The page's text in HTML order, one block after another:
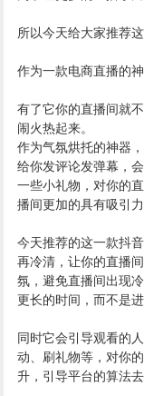
所以今天给大家推荐
作为一款电商直播的
有了它你的直播间就
闹火热起来。
作为气氛烘托的神器
给你发评论发弹幕，
一些小礼物，对你的
播间更加的具有吸引
今天推荐的这一款抖
再冷清，让你的直播
氛，避免直播间出现
更长的时间，而不是进
同时它会引导观看的
动、刷礼物等，对你
升，引导平台的算法